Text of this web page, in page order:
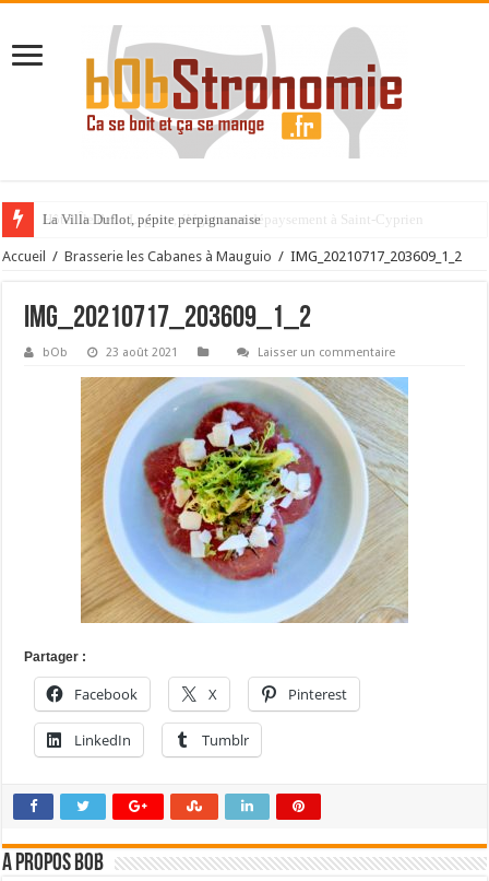
La Villa Duflot, pépite perpignanaise
Accueil / Brasserie les Cabanes à Mauguio / IMG_20210717_203609_1_2
IMG_20210717_203609_1_2
bOb 23 août 2021 Laisser un commentaire
Partager :
Facebook X Pinterest
LinkedIn Tumblr
A propos bOb